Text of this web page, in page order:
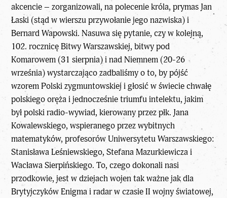
akcencie – zorganizowali, na polecenie króla, prymas Jan
Łaski (stąd w wierszu przywołanie jego nazwiska) i
Bernard Wapowski. Nasuwa się pytanie, czy w kolejną,
102. rocznicę Bitwy Warszawskiej, bitwy pod
Komarowem (31 sierpnia) i nad Niemnem (20-26
września) wystarczająco zadbaliśmy o to, by pójść
wzorem Polski zygmuntowskiej i głosić w świecie chwałę
polskiego oręża i jednocześnie triumfu intelektu, jakim
był polski radio-wywiad, kierowany przez płk. Jana
Kowalewskiego, wspieranego przez wybitnych
matematyków, profesorów Uniwersytetu Warszawskiego:
Stanisława Leśniewskiego, Stefana Mazurkiewicza i
Wacława Sierpińskiego. To, czego dokonali nasi
przodkowie, jest w dziejach wojen tak ważne jak dla
Brytyjczyków Enigma i radar w czasie II wojny światowej,